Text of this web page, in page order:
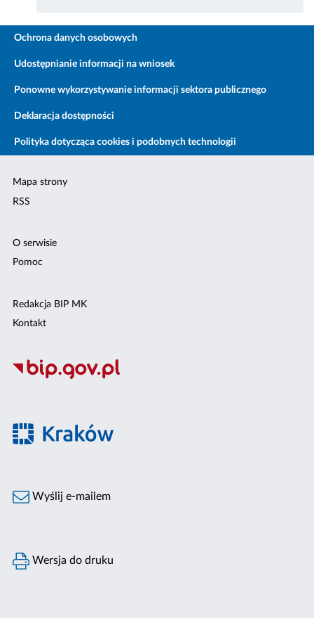
Ochrona danych osobowych
Udostępnianie informacji na wniosek
Ponowne wykorzystywanie informacji sektora publicznego
Deklaracja dostępności
Polityka dotycząca cookies i podobnych technologii
Mapa strony
RSS
O serwisie
Pomoc
Redakcja BIP MK
Kontakt
Wyślij e-mailem
Wersja do druku